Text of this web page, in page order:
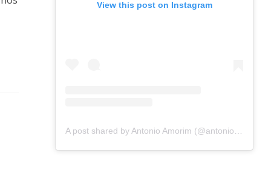
View this post on Instagram